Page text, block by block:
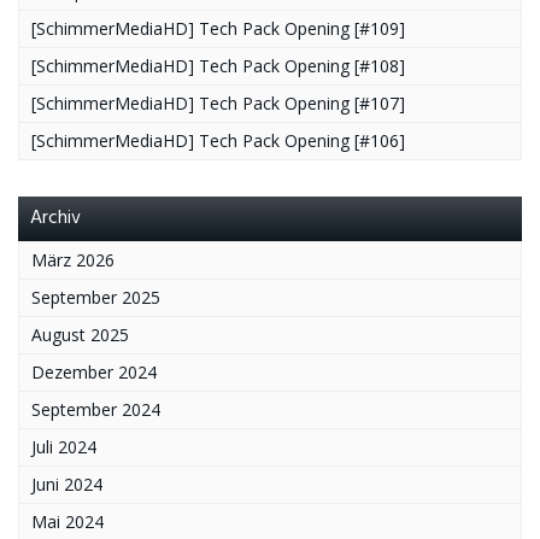
[SchimmerMediaHD] Tech Pack Opening [#109]
[SchimmerMediaHD] Tech Pack Opening [#108]
[SchimmerMediaHD] Tech Pack Opening [#107]
[SchimmerMediaHD] Tech Pack Opening [#106]
Archiv
März 2026
September 2025
August 2025
Dezember 2024
September 2024
Juli 2024
Juni 2024
Mai 2024